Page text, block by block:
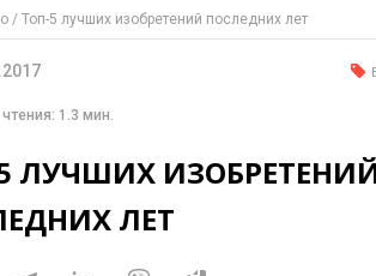
Топ-5 лучших изобретений последних лет
1.3 мин.
ЛУЧШИХ
ЛЕТ